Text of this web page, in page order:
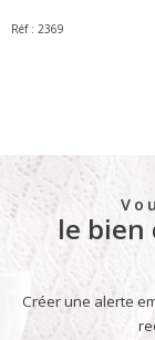
Réf : 2369
le bien
Créer une alerte